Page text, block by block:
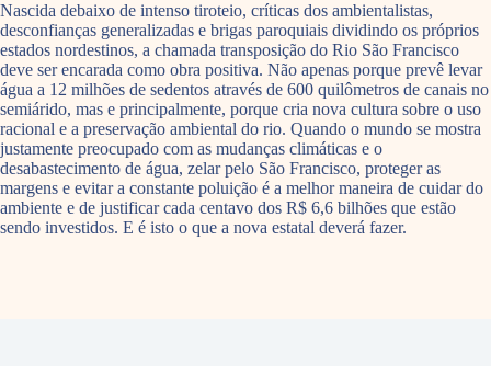
Nascida debaixo de intenso tiroteio, críticas dos ambientalistas,
desconfianças generalizadas e brigas paroquiais dividindo os próprios
estados nordestinos, a chamada transposição do Rio São Francisco
deve ser encarada como obra positiva. Não apenas porque prevê levar
água a 12 milhões de sedentos através de 600 quilômetros de canais no
semiárido, mas e principalmente, porque cria nova cultura sobre o uso
racional e a preservação ambiental do rio. Quando o mundo se mostra
justamente preocupado com as mudanças climáticas e o
desabastecimento de água, zelar pelo São Francisco, proteger as
margens e evitar a constante poluição é a melhor maneira de cuidar do
ambiente e de justificar cada centavo dos R$ 6,6 bilhões que estão
sendo investidos. E é isto o que a nova estatal deverá fazer.